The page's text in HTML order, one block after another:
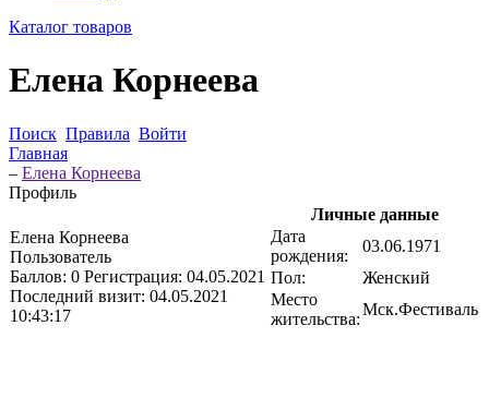
Каталог товаров
Елена Корнеева
Поиск Правила Войти
Главная
– Елена Корнеева
Профиль
Елена Корнеева
Пользователь
Баллов: 0 Регистрация: 04.05.2021
Последний визит: 04.05.2021
10:43:17
Личные данные
Дата
рождения:
03.06.1971
Пол:
Женский
Место
жительства:
Мск.Фестиваль